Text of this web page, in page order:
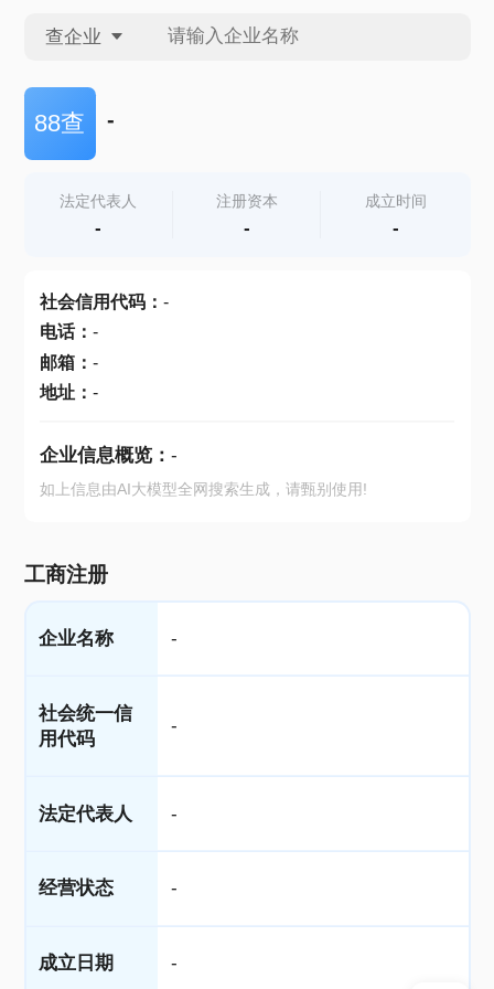
查企业
查企业
查产地
88查 -
法定代表人
-
注册资本
-
成立时间
-
社会信用代码： -
电话： -
邮箱： -
地址： -
企业信息概览： -
如上信息由AI大模型全网搜索生成，请甄别使用!
工商注册
企业名称 -
社会统一信
用代码
-
法定代表人 -
经营状态 -
成立日期 -